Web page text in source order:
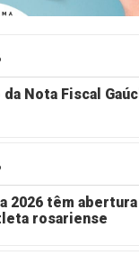
Nota Fiscal
2026 têm
rosariense